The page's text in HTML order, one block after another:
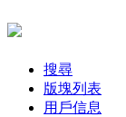
搜尋
版塊列表
用戶信息